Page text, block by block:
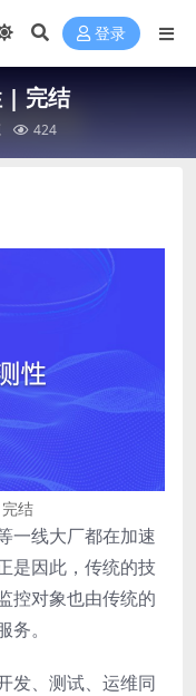
登录
| 完结
424
结
一线大厂都在加速
是因此，传统的技
控对象也由传统的
。
发、测试、运维同